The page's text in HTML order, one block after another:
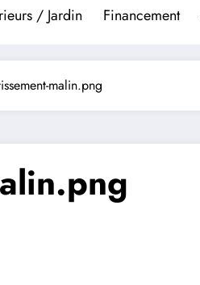
/ Jardin Financement
malin.png